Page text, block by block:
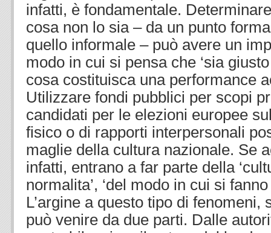
infatti, è fondamentale.
cosa non lo sia – da un punto
quello informale – può avere un
modo in cui si pensa che ‘sia
cosa costituisca una performance
Utilizzare fondi pubblici per scopi
candidati per le elezioni europee
fisico o di rapporti interpersonali
maglie della cultura nazionale. Se
infatti, entrano a far parte della
normalita’, ‘del modo in cui si
L’argine a questo tipo di fenomeni,
può venire da due parti. Dalle